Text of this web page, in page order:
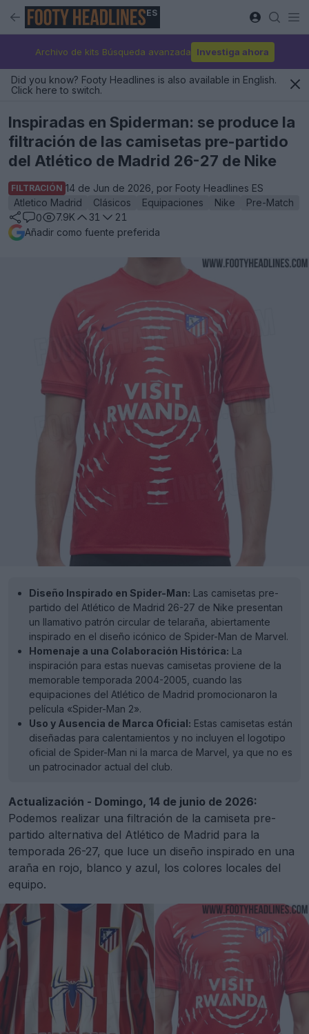
ES
Archivo de kits Búsqueda avanzada Investiga ahora
Did you know? Footy Headlines is also available in English.
Click here to switch.
Inspiradas en Spiderman: se produce la
filtración de las camisetas pre-partido
del Atlético de Madrid 26-27 de Nike
FILTRACIÓN 14 de Jun de 2026, por Footy Headlines ES
Atletico Madrid
Clásicos Equipaciones Nike
Pre-Match
0
7.9K 31
21
Añadir como fuente preferida
Diseño Inspirado en Spider-Man: Las camisetas pre-
partido del Atlético de Madrid 26-27 de Nike presentan
un llamativo patrón circular de telaraña, abiertamente
inspirado en el diseño icónico de Spider-Man de Marvel.
Homenaje a una Colaboración Histórica: La
inspiración para estas nuevas camisetas proviene de la
memorable temporada 2004-2005, cuando las
equipaciones del Atlético de Madrid promocionaron la
película «Spider-Man 2».
Uso y Ausencia de Marca Oficial: Estas camisetas están
diseñadas para calentamientos y no incluyen el logotipo
oficial de Spider-Man ni la marca de Marvel, ya que no es
un patrocinador actual del club.
Actualización - Domingo, 14 de junio de 2026:
Podemos realizar una filtración de la camiseta pre-
partido alternativa del Atlético de Madrid para la
temporada 26-27, que luce un diseño inspirado en una
araña en rojo, blanco y azul, los colores locales del
equipo.